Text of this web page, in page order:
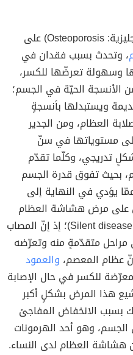
(بالإنجليزية: Osteoporosis) على
، وتحدث بسبب فقدان في
وسهولة تعرضّها للكسر،
الأنسجة الحيّة في الجسم؛
ويستبدلها بأنسجةٍ
العظام، ومن الجدير
مستوياتها في سنّ
تدريجي، وكلّما تقدّم
بحيث تفوق قدرة الجسم
يؤدي في النهاية إلى
على مرض هشاشة العظام
مصطلح المرض الصامت (بالإنجليزية: Silent disease)؛ إذ إنّ المصاب
متقدّمةٍ منه وتعرّضه
عظام المعصم، والعمود
للكسر في حال الإصابة
هذا المرض بشكلٍ أكبر
بسبب الانخفاض المفاجئ
وهو أحد الهرمونات
هشاشة العظام لدى النساء.